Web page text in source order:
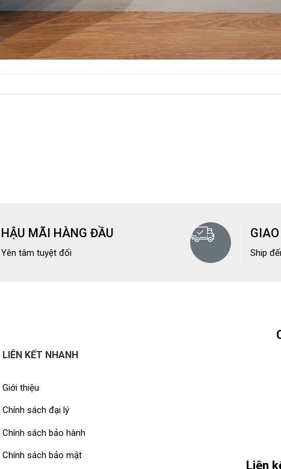
HẬU MÃI HÀNG ĐẦU
Yên tâm tuyệt đối Ship
LIÊN KẾT NHANH
Giới thiệu
Chính sách đại lý
Chính sách bảo hành
Chính sách bảo mật
Liên